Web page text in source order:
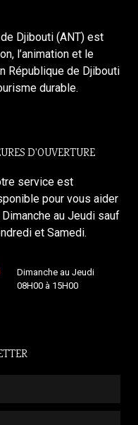
Djibouti (ANT) est
l’animation et le
République de Djibouti
durable.
D'OUVERTURE
service est
pour vous aider
Dimanche au Jeudi sauf
et Samedi.
Dimanche au Jeudi
08H00 à 15H00